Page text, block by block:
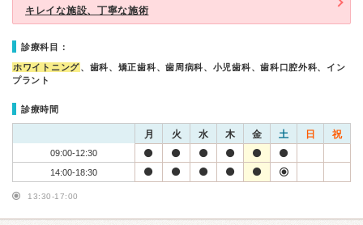
キレイな施設、丁寧な施術
診療科目：
ホワイトニング、歯科、矯正歯科、歯周病科、小児歯科、歯科口腔外科、イン
プラント
診療時間
月 火 水 木 金 土 日 祝
09:00-12:30
14:00-18:30
13:30-17:00